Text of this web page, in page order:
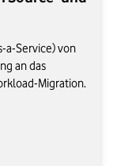
a-Service) von
an das
Migration.